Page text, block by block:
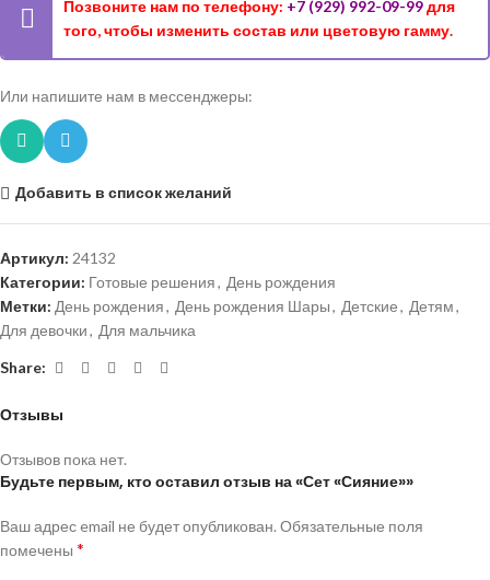
Позвоните нам по телефону: +7 (929) 992-09-99для
того, чтобы изменить состав или цветовую гамму.
Или напишите нам в мессенджеры:
Добавить в список желаний
Артикул: 24132
Категории: Готовые решения, День рождения
Метки: День рождения, День рождения Шары, Детские, Детям,
Для девочки, Для мальчика
Share:
Отзывы
Отзывов пока нет.
Будьте первым, кто оставил отзыв на «Сет «Сияние»»
Ваш адрес email не будет опубликован. Обязательные поля
помечены *